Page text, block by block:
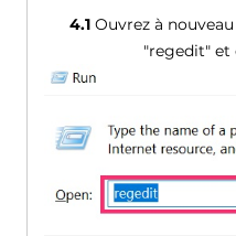
4.1Ouvrez à
"regedit" et